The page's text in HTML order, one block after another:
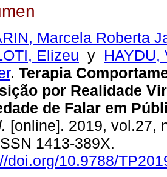
Marcela Roberta
Elizeu y HAYDU,
. Terapia
por Realidade
de Falar em
[online]. 2019, vol.27,
1413-389X.
doi.org/10.9788/